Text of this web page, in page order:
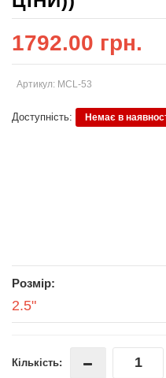
1792.00 грн.
Артикул: MCL-53
Доступність: Немає в
Розмір:
2.5"
Кількість: